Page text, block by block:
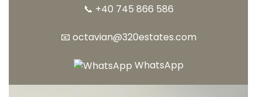
📞 +40 745 866 586
📧 octavian@320estates.com
WhatsApp